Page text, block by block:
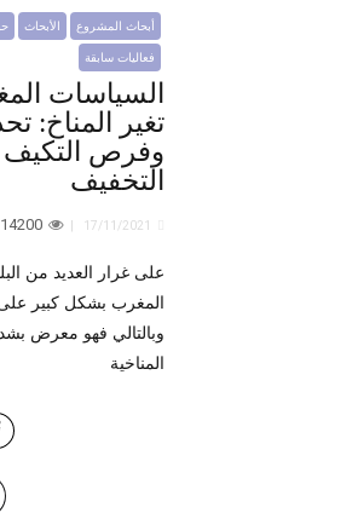
أبحاث المشروع الأبحاث
فعاليات سابقة
السياسات
تغير المناخ:
وفرص التكيف
التخفيف
17/11/2021
14200
على غرار العديد من البلدان في العالم، يعتمد
المغرب بشكل كبير على
وبالتالي فهو معرض
المناخية